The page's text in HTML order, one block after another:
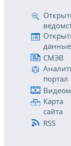
данные
СМЭВ
портал
Карта
сайта
RSS